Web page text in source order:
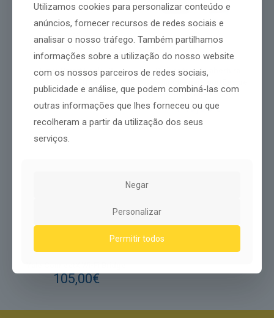
Linus Smart Lock L2
240,00€
Dispositivo de abertura
garagem
149,00€
105,00€
Utilizamos cookies para personalizar conteúdo e
anúncios, fornecer recursos de redes sociais e
analisar o nosso tráfego. Também partilhamos
informações sobre a utilização do nosso website
com os nossos parceiros de redes sociais,
publicidade e análise, que podem combiná-las com
outras informações que lhes forneceu ou que
recolheram a partir da utilização dos seus
serviços.
Negar
Personalizar
Permitir todos